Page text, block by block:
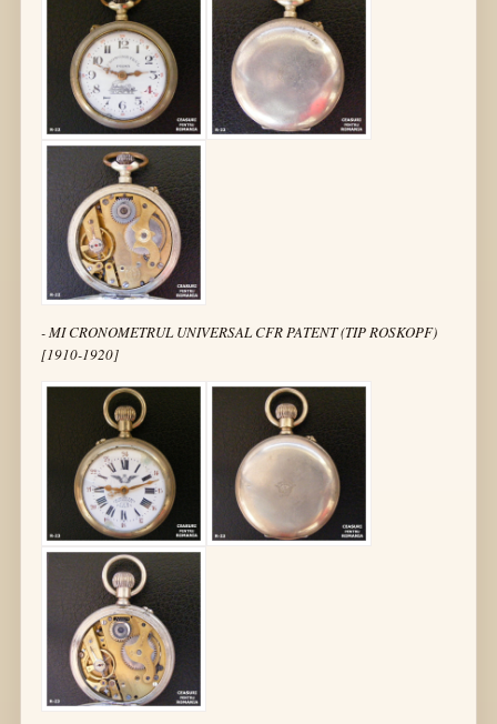
- MI CRONOMETRUL UNIVERSAL CFR PATENT (TIP ROSKOPF)
[1910-1920]